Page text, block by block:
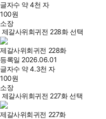
글자수 약 4천 자
100원
소장
제갈사위회귀전 228화 선택
제갈사위회귀전 228화
등록일 2026.06.01
글자수 약 4.3천 자
100원
소장
제갈사위회귀전 227화 선택
제갈사위회귀전 227화